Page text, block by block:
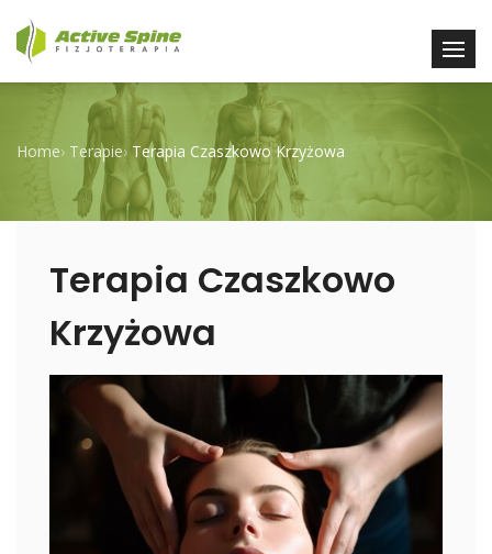
Home› Terapie› Terapia Czaszkowo Krzyżowa
Terapia Czaszkowo
Krzyżowa